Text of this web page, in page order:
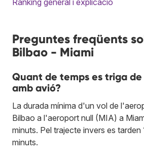
Preguntes freqüents
Bilbao - Miami
Quant de temps es triga
amb avió?
La durada mínima d'un vol de
Bilbao a l'aeroport null (MIA) a
minuts. Pel trajecte invers es tarden
minuts.